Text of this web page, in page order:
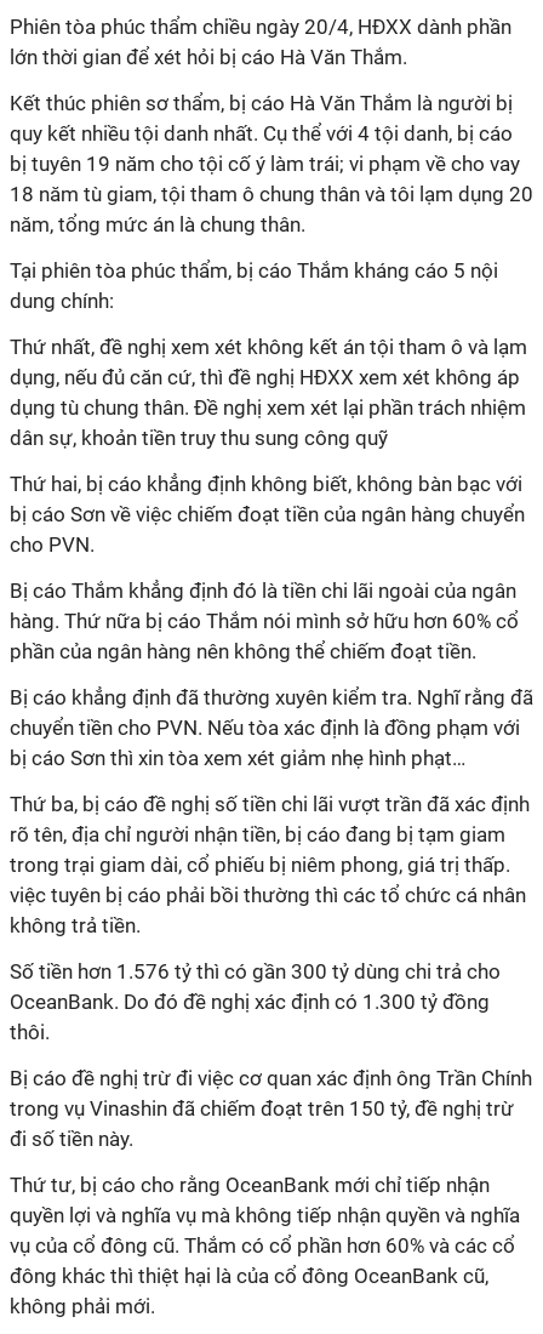
Phiên tòa phúc thẩm chiều ngày 20/4, HĐXX dành phần
lớn thời gian để xét hỏi bị cáo Hà Văn Thắm.
Kết thúc phiên sơ thẩm, bị cáo Hà Văn Thắm là người bị
quy kết nhiều tội danh nhất. Cụ thể với 4 tội danh, bị cáo
bị tuyên 19 năm cho tội cố ý làm trái; vi phạm về cho vay
18 năm tù giam, tội tham ô chung thân và tôi lạm dụng 20
năm, tổng mức án là chung thân.
Tại phiên tòa phúc thẩm, bị cáo Thắm kháng cáo 5 nội
dung chính:
Thứ nhất, đề nghị xem xét không kết án tội tham ô và lạm
dụng, nếu đủ căn cứ, thì đề nghị HĐXX xem xét không áp
dụng tù chung thân. Đề nghị xem xét lại phần trách nhiệm
dân sự, khoản tiền truy thu sung công quỹ
Thứ hai, bị cáo khẳng định không biết, không bàn bạc với
bị cáo Sơn về việc chiếm đoạt tiền của ngân hàng chuyển
cho PVN.
Bị cáo Thắm khẳng định đó là tiền chi lãi ngoài của ngân
hàng. Thứ nữa bị cáo Thắm nói mình sở hữu hơn 60% cổ
phần của ngân hàng nên không thể chiếm đoạt tiền.
Bị cáo khẳng định đã thường xuyên kiểm tra. Nghĩ rằng đã
chuyển tiền cho PVN. Nếu tòa xác định là đồng phạm với
bị cáo Sơn thì xin tòa xem xét giảm nhẹ hình phạt…
Thứ ba, bị cáo đề nghị số tiền chi lãi vượt trần đã xác định
rõ tên, địa chỉ người nhận tiền, bị cáo đang bị tạm giam
trong trại giam dài, cổ phiếu bị niêm phong, giá trị thấp.
việc tuyên bị cáo phải bồi thường thì các tổ chức cá nhân
không trả tiền.
Số tiền hơn 1.576 tỷ thì có gần 300 tỷ dùng chi trả cho
OceanBank. Do đó đề nghị xác định có 1.300 tỷ đồng
thôi.
Bị cáo đề nghị trừ đi việc cơ quan xác định ông Trần Chính
trong vụ Vinashin đã chiếm đoạt trên 150 tỷ, đề nghị trừ
đi số tiền này.
Thứ tư, bị cáo cho rằng OceanBank mới chỉ tiếp nhận
quyền lợi và nghĩa vụ mà không tiếp nhận quyền và nghĩa
vụ của cổ đông cũ. Thắm có cổ phần hơn 60% và các cổ
đông khác thì thiệt hại là của cổ đông OceanBank cũ,
không phải mới.